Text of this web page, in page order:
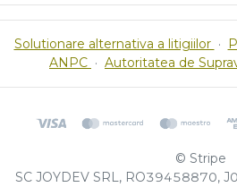
Solutionare alternativa a litigiilor ·
ANPC · Autoritatea de
© Stripe
SC JOYDEV SRL, RO39458870,